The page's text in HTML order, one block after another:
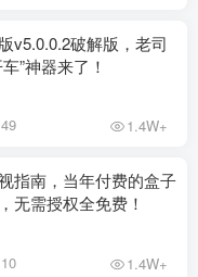
v5.0.0.2破解版，老司
”神器来了！
1.4W+
指南，当年付费的盒子
无需授权全免费！
1.4W+